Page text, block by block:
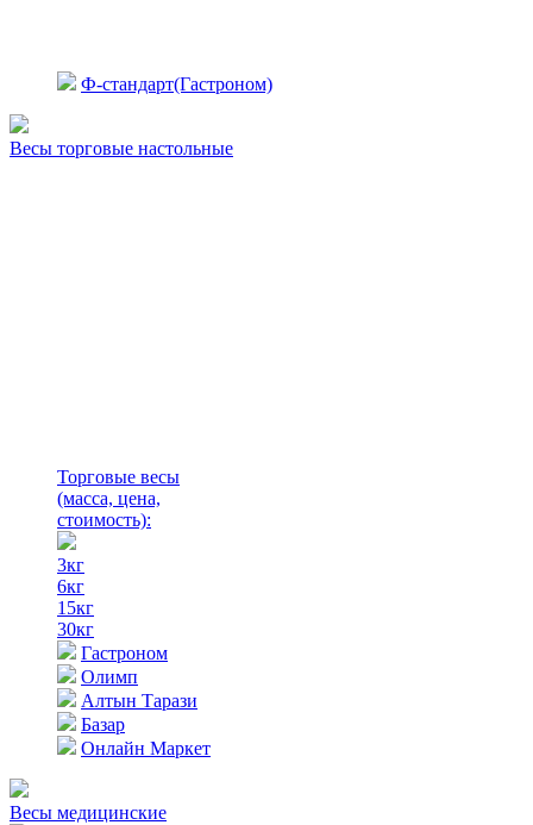
Ф-стандарт(Гастроном)
Весы торговые настольные
Торговые весы
(масса, цена,
стоимость):
3кг
6кг
15кг
30кг
Гастроном
Олимп
Алтын Тарази
Базар
Онлайн Маркет
Весы медицинские